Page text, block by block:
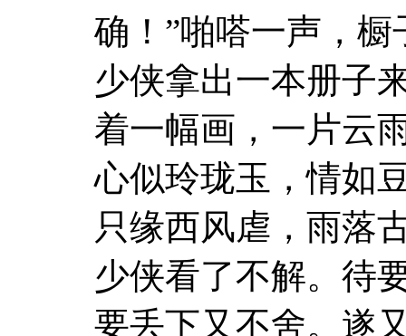
确！”啪嗒一声，橱
少侠拿出一本册子
着一幅画，一片云
心似玲珑玉，情如
只缘西风虐，雨落
少侠看了不解。待
要丢下又不舍。遂